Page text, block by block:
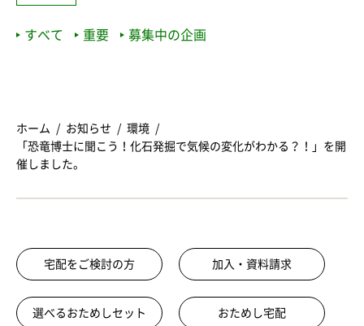
すべて 重要 募集中の企画
ホーム お知らせ
環境
「恐竜博士に聞こう！化石発掘で気候の変化がわかる？！」を開
催しました。
宅配をご検討の方 加入・資料請求
選べるおためしセット おためし宅配